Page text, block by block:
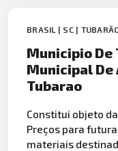
BRASIL | SC |
Municipio De
Municipal De
Tubarao
Constitui objeto
Preços para
materiais